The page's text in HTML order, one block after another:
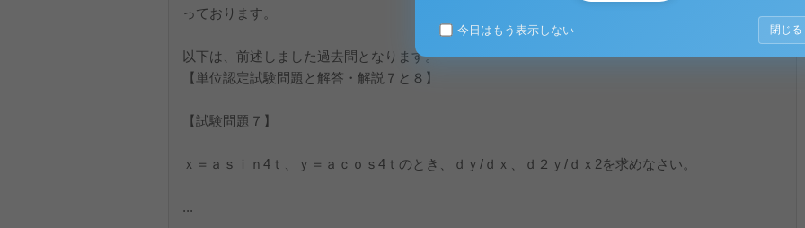
っております。
以下は、前述しました過去問となります。
【単位認定試験問題と解答・解説７と８】
【試験問題７】
ｘ＝ａｓｉｎ4ｔ、ｙ＝ａｃｏｓ4ｔのとき、ｄｙ/ｄｘ、ｄ２ｙ/ｄｘ2を求めなさい。
...
今日はもう表示しない 閉じる